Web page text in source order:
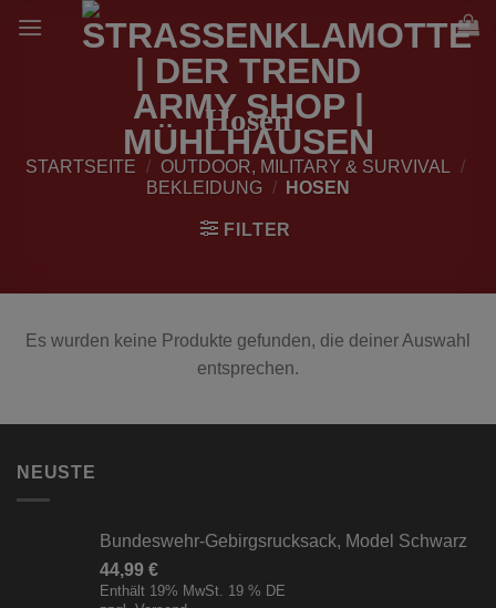
Inhalt
Hosen
STARTSEITE / OUTDOOR, MILITARY & SURVIVAL
/
BEKLEIDUNG
/ HOSEN
FILTER
Es wurden keine Produkte gefunden, die deiner Auswahl
entsprechen.
NEUSTE
Bundeswehr-Gebirgsrucksack, Model Schwarz
44,99 €
Enthält 19% MwSt. 19 % DE